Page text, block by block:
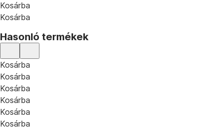
Kosárba
Kosárba
Hasonló termékek
Kosárba
Kosárba
Kosárba
Kosárba
Kosárba
Kosárba